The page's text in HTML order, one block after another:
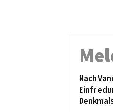
Nach